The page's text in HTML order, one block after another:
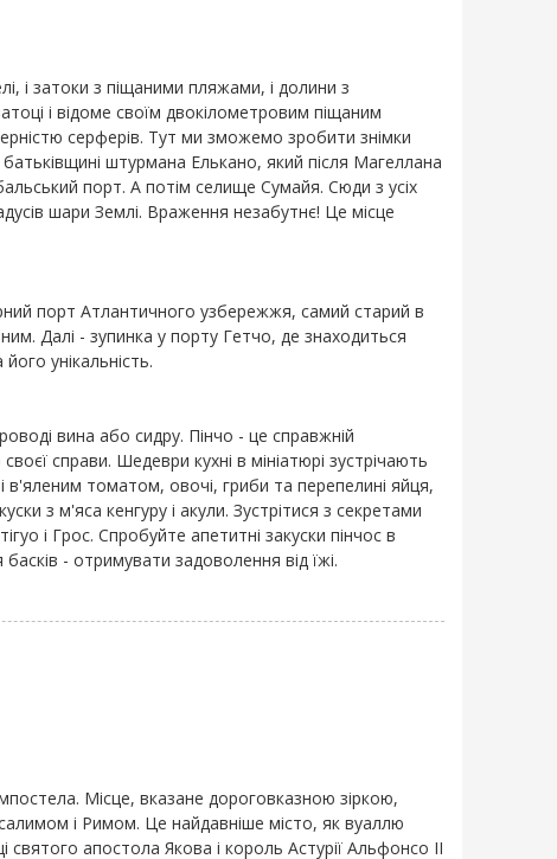
і затоки з піщаними пляжами, і долини з
і відоме своїм двокілометровим піщаним
серферів. Тут ми зможемо зробити знімки
штурмана Елькано, який після Магеллана
порт. А потім селище Сумайя. Сюди з усіх
шари Землі. Враження незабутнє! Це місце
порт Атлантичного узбережжя, самий старий в
Далі - зупинка у порту Гетчо, де знаходиться
унікальність.
вина або сидру. Пінчо - це справжній
справи. Шедеври кухні в мініатюрі зустрічають
в'яленим томатом, овочі, гриби та перепелині яйця,
з м'яса кенгуру і акули. Зустрітися з секретами
і Грос. Спробуйте апетитні закуски пінчос в
- отримувати задоволення від їжі.
Місце, вказане дороговказною зіркою,
і Римом. Це найдавніше місто, як вуаллю
святого апостола Якова і король Астурії Альфонсо II